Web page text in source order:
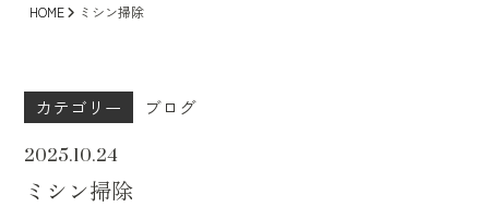
HOME ミシン掃除
カテゴリー ブログ
2025.10.24
ミシン掃除